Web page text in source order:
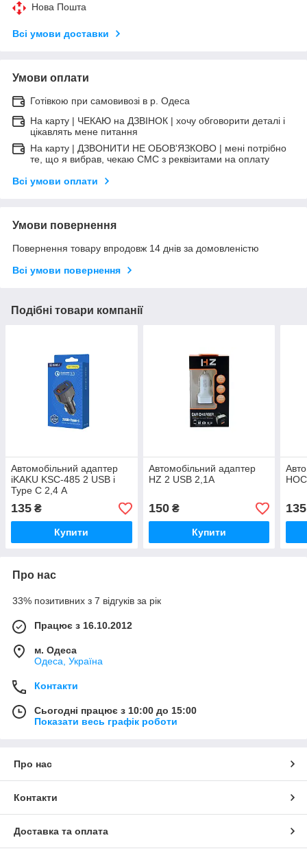
Нова Пошта
Всі умови доставки
Умови оплати
Готівкою при самовивозі в р. Одеса
На карту | ЧЕКАЮ на ДЗВІНОК | хочу обговорити деталі і
цікавлять мене питання
На карту | ДЗВОНИТИ НЕ ОБОВ'ЯЗКОВО | мені потрібно
те, що я вибрав, чекаю СМС з реквізитами на оплату
Всі умови оплати
Умови повернення
Повернення товару впродовж 14 днів за домовленістю
Всі умови повернення
Подібні товари компанії
Автомобільний адаптер
iKAKU KSC-485 2 USB і
Type C 2,4 А
135 ₴
Купити
Автомобільний адаптер
HZ 2 USB 2,1A
150₴
Купити
135
Про нас
33% позитивних з 7 відгуків за рік
Працює з 16.10.2012
м. Одеса
Одеса, Україна
Контакти
Сьогодні працює з 10:00 до 15:00
Показати весь графік роботи
Про нас
Контакти
Доставка та оплата